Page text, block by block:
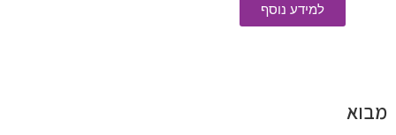
למידע נוסף
מבוא